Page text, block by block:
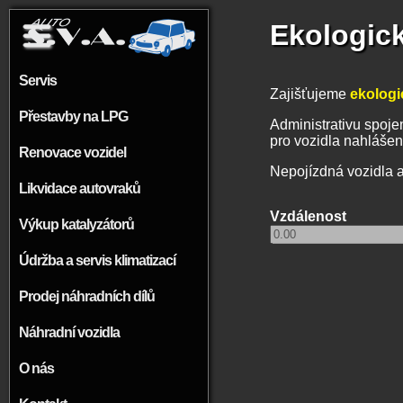
Přejít k hlavnímu obsahu
Servis
Přestavby na LPG
Renovace vozidel
Likvidace autovraků
Výkup katalyzátorů
Údržba a servis klimatizací
Prodej náhradních dílů
Náhradní vozidla
O nás
Zajišťujeme
Administrativu
pro vozidla
Nepojízdná vozidla
Vzdálenost